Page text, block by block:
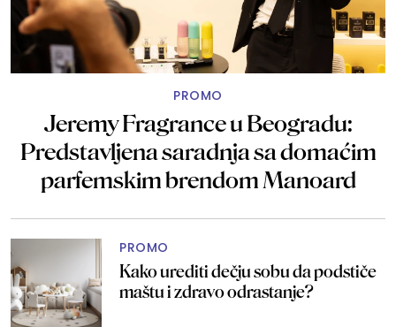
PROMO
Jeremy Fragrance u Beogradu:
Predstavljena saradnja sa domaćim
parfemskim brendom Manoard
PROMO
Kako urediti dečju sobu da podstiče
maštu i zdravo odrastanje?